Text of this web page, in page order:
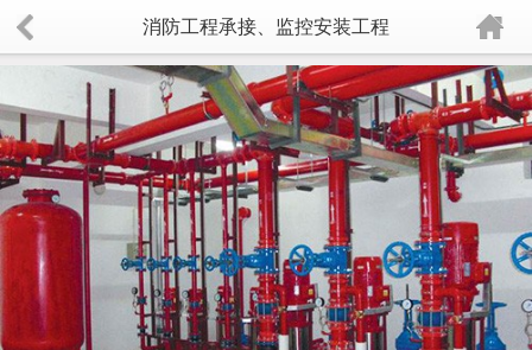
消防工程承接、监控安装工程